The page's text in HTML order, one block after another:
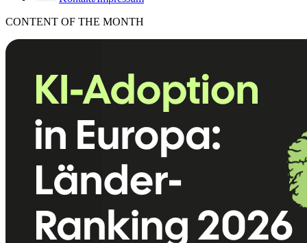
CONTENT OF THE MONTH